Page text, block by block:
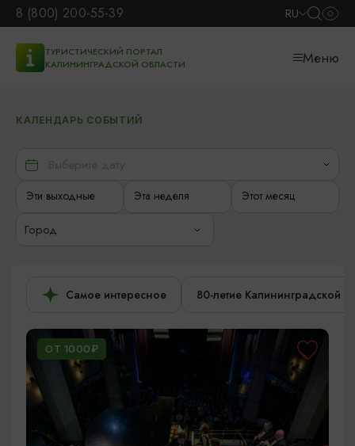
8 (800) 200-55-39 RU
ТУРИСТИЧЕСКИЙ ПОРТАЛ
КАЛИНИНГРАДСКОЙ ОБЛАСТИ
Меню
КАЛЕНДАРЬ СОБЫТИЙ
Эти выходные Эта неделя Этот месяц
Город
Самое интересное 80-летие Калининградской
ОТ 1000₽